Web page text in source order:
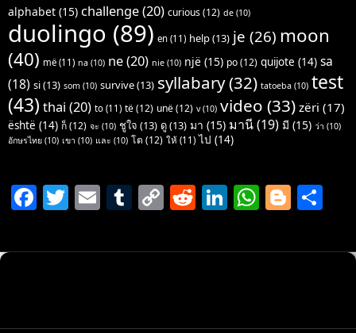
alphabet (15) challenge(20) curious(12) de (10)
duolingo (89) en (11) help(13) je (26) moon
(40) më (11) na (10) ne(20) nie (10) një (15) po(12) quijote (14) sa
(18) si(13) som (10) survive(13) syllabary(32) tatoeba (10) test
(43) thai (20) to (11) të(12) unë(12) v(10) video (33) zëri (17)
është (14) ก็(12) จะ (10) ชูใจ (13) ดู(13) มา (15) มานี(19) มี (15) ว่า (10)
อักษรไทย (10) เขา (10) และ (10) โต (12) ให้ (11) ไป (14)
F
c
o
T
itt
E
ai
T
m
C
p
n
R
d
Li
k
n
W
at
p
Bl
g ar